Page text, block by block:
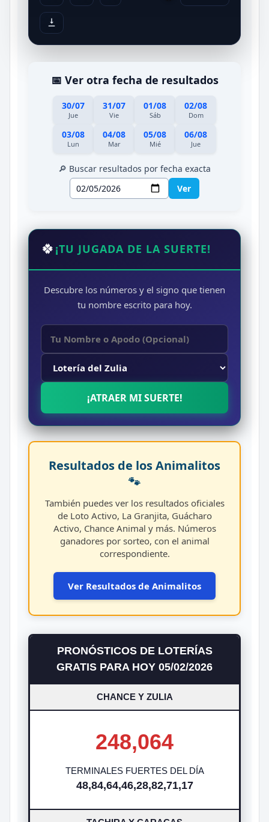
📅 Ver otra fecha de resultados
30/07
Jue
31/07
Vie
01/08
Sáb
02/08
Dom
03/08
Lun
04/08
Mar
05/08
Mié
06/08
Jue
🔎 Buscar resultados por fecha exacta
Ver
🍀 ¡TU JUGADA DE LA SUERTE!
Descubre los números y el signo que tienen
tu nombre escrito para hoy.
¡ATRAER MI SUERTE!
Resultados de los Animalitos
🐾
También puedes ver los resultados oficiales
de Loto Activo, La Granjita, Guácharo
Activo, Chance Animal y más. Números
ganadores por sorteo, con el animal
correspondiente.
Ver Resultados de Animalitos
PRONÓSTICOS DE LOTERÍAS
GRATIS PARA HOY 05/02/2026
CHANCE Y ZULIA
248,064
TERMINALES FUERTES DEL DÍA
48,84,64,46,28,82,71,17